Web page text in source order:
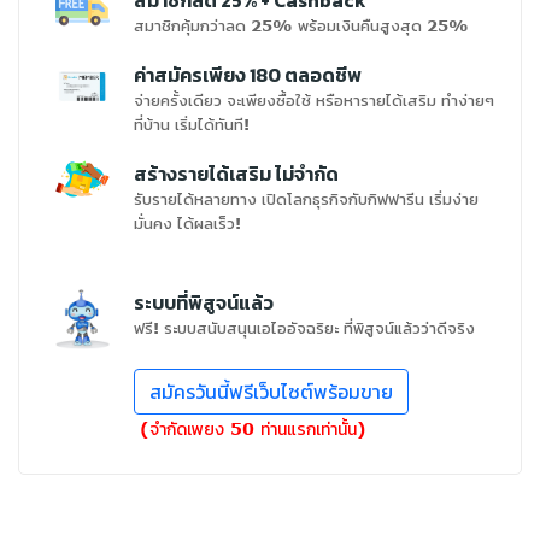
สมาชิกคุ้มกว่าลด 25% พร้อมเงินคืนสูงสุด 25%
ค่าสมัครเพียง 180 ตลอดชีพ
จ่ายครั้งเดียว จะเพียงซื้อใช้ หรือหารายได้เสริม ทำง่ายๆ
ที่บ้าน เริ่มได้ทันที!
สร้างรายได้เสริม ไม่จำกัด
รับรายได้หลายทาง เปิดโลกธุรกิจกับกิฟฟารีน เริ่มง่าย
มั่นคง ได้ผลเร็ว!
ระบบที่พิสูจน์แล้ว
ฟรี! ระบบสนับสนุนเอไออัจฉริยะ ที่พิสูจน์แล้วว่าดีจริง
สมัครวันนี้ฟรีเว็บไซต์พร้อมขาย
(จำกัดเพยง 50 ท่านแรกเท่านั้น)